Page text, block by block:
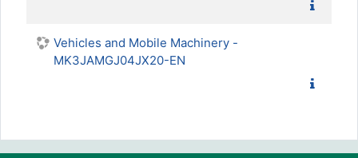
Vehicles and Mobile Machinery -
MK3JAMGJ04JX20-EN